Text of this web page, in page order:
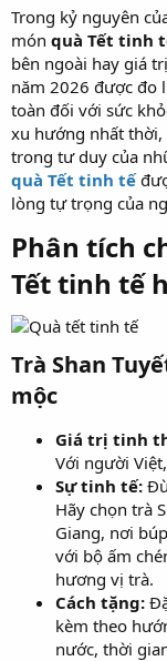
Trong kỷ nguyên
món quà Tết tinh
bên ngoài hay giá
năm 2026 được đo
toàn đối với sức
xu hướng nhất
trong tư duy của
quà Tết tinh tế
lòng tự trọng của
Phân tích
Tết tinh tế
Trà Shan
mộc​
Giá trị tinh
Với người
Sự tinh tế:
Hãy chọn trà
Giang, nơi
với bộ ấm
hương vị trà.
Cách tặng:
kèm theo
nước, thời